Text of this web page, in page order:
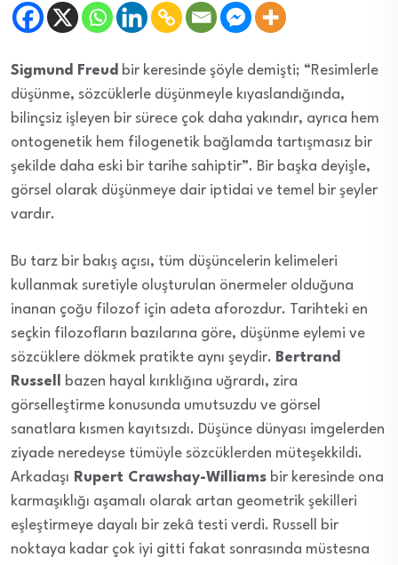
Sigmund Freud bir keresinde şöyle demişti; “Resimlerle
düşünme, sözcüklerle düşünmeyle kıyaslandığında,
bilinçsiz işleyen bir sürece çok daha yakındır, ayrıca hem
ontogenetik hem filogenetik bağlamda tartışmasız bir
şekilde daha eski bir tarihe sahiptir”. Bir başka deyişle,
görsel olarak düşünmeye dair iptidai ve temel bir şeyler
vardır.
Bu tarz bir bakış açısı, tüm düşüncelerin kelimeleri
kullanmak suretiyle oluşturulan önermeler olduğuna
inanan çoğu filozof için adeta aforozdur. Tarihteki en
seçkin filozofların bazılarına göre, düşünme eylemi ve
sözcüklere dökmek pratikte aynı şeydir. Bertrand
Russell
bazen hayal kırıklığına uğrardı, zira
görselleştirme konusunda umutsuzdu ve görsel
sanatlara kısmen kayıtsızdı. Düşünce dünyası imgelerden
ziyade neredeyse tümüyle sözcüklerden müteşekkildi.
Arkadaşı Rupert Crawshay-Williams bir keresinde ona
karmaşıklığı aşamalı olarak artan geometrik şekilleri
eşleştirmeye dayalı bir zekâ testi verdi. Russell bir
noktaya kadar çok iyi gitti fakat sonrasında müstesna